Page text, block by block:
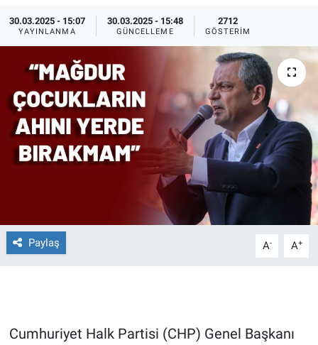
30.03.2025 - 15:07
YAYINLANMA
30.03.2025 - 15:48
GÜNCELLEME
2712
GÖSTERIM
Paylaş A- A+
Cumhuriyet Halk Partisi (CHP) Genel Başkanı
Forum
Gerçeğin İzinde
Gün Başlıyor
Gün Bitiyor
Günün görüntüsü